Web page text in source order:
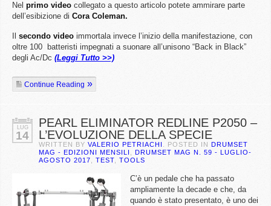
Nel primo video collegato a questo articolo potete ammirare parte
dell’esibizione di Cora Coleman.
secondo video immortala invece l’inizio della manifestazione, con
oltre 100 batteristi impegnati a suonare all’unisono “Back in Black”
degli Ac/Dc (Leggi Tutto >>)
Continue Reading
LUG
14
PEARL ELIMINATOR REDLINE P2050 –
L’EVOLUZIONE DELLA SPECIE
WRITTEN BY VALERIO PETRIACHI . POSTED IN DRUMSET
MAG - EDIZIONI MENSILI
DRUMSET MAG N. 59 - LUGLIO-
AGOSTO 2017
TEST TOOLS
C’è un pedale che ha passato
ampliamente la decade e che, da
quando è stato presentato, è uno dei